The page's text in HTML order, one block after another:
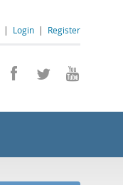
| Login | Register